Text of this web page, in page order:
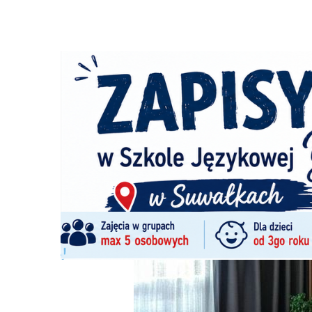
Ścieżka
nawigacyjna
Strona główna
Lamele w
ARTYKUŁY 27/05/2026 / 0 Komentarzy
Lamele w salonie - zainspiruj się